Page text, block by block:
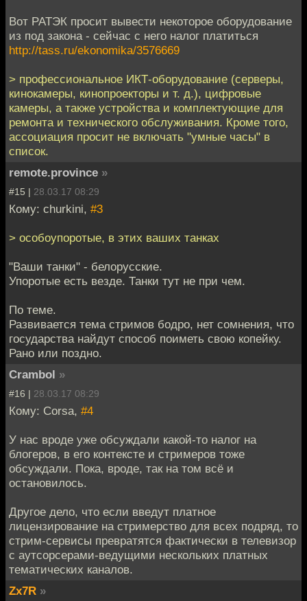
Вот РАТЭК просит вывести некоторое оборудование
из под закона - сейчас с него налог платиться
http://tass.ru/ekonomika/3576669
> профессиональное ИКТ-оборудование (серверы,
кинокамеры, кинопроекторы и т. д.), цифровые
камеры, а также устройства и комплектующие для
ремонта и технического обслуживания. Кроме того,
ассоциация просит не включать "умные часы" в
список.
remote.province »
#15 | 28.03.17 08:29
Кому: churkini, #3
> особоупоротые, в этих ваших танках
"Ваши танки" - белорусские.
Упоротые есть везде. Танки тут не при чем.
По теме.
Развивается тема стримов бодро, нет сомнения, что
государства найдут способ поиметь свою копейку.
Рано или поздно.
Crambol »
#16 | 28.03.17 08:29
Кому: Corsa, #4
У нас вроде уже обсуждали какой-то налог на
блогеров, в его контексте и стримеров тоже
обсуждали. Пока, вроде, так на том всё и
остановилось.
Другое дело, что если введут платное
лицензирование на стримерство для всех подряд, то
стрим-сервисы превратятся фактически в телевизор
с аутсорсерами-ведущими нескольких платных
тематических каналов.
Zx7R »